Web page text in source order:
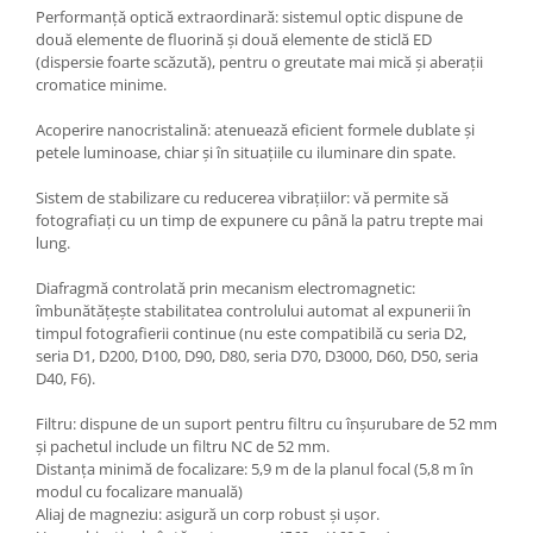
Adaptoare pentru convertoare sau
filtre
Alimentatoare 220V
Cabluri
Carcase de tip Cage, pentru
integrare in sisteme video
complexe
Curatare Senzor
Microfoane / Reportofoane
Nivela patina
Ocular
Vizor
Accesorii diverse
Genti, Rucsacuri, Troller foto
Performanţă optică extraordinară: sistemul optic dispune de
două elemente de fluorină şi două elemente de sticlă ED
(dispersie foarte scăzută), pentru o greutate mai mică şi aberaţii
cromatice minime.
Acoperire nanocristalină: atenuează eficient formele dublate şi
petele luminoase, chiar şi în situaţiile cu iluminare din spate.
Sistem de stabilizare cu reducerea vibraţiilor: vă permite să
fotografiaţi cu un timp de expunere cu până la patru trepte mai
lung.
Diafragmă controlată prin mecanism electromagnetic:
îmbunătăţeşte stabilitatea controlului automat al expunerii în
timpul fotografierii continue (nu este compatibilă cu seria D2,
seria D1, D200, D100, D90, D80, seria D70, D3000, D60, D50, seria
D40, F6).
Filtru: dispune de un suport pentru filtru cu înşurubare de 52 mm
şi pachetul include un filtru NC de 52 mm.
Distanţa minimă de focalizare: 5,9 m de la planul focal (5,8 m în
modul cu focalizare manuală)
Aliaj de magneziu: asigură un corp robust şi uşor.